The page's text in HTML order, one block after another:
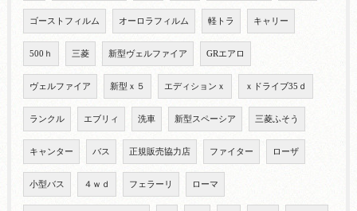
ゴーストフィルム オーロラフィルム 軽トラ キャリー
500ｈ 三菱 新型ヴェルファイア GRエアロ
ヴェルファイア 新型ｘ５ エディションｘ ｘドライブ35ｄ
ランクル エブリィ 洗車 新型スペーシア 三菱ふそう
キャンター バス 正規販売協力店 ファイター ローザ
小型バス ４ｗｄ フェラーリ ローマ